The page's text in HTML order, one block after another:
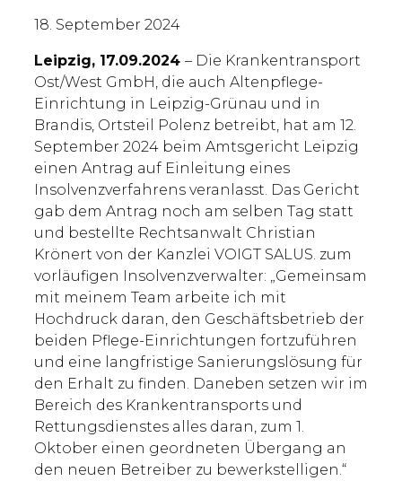
18. September 2024
Leipzig, 17.09.2024 – Die Krankentransport
Ost/West GmbH, die auch Altenpflege-
Einrichtung in Leipzig-Grünau und in
Brandis, Ortsteil Polenz betreibt, hat am 12.
September 2024 beim Amtsgericht Leipzig
einen Antrag auf Einleitung eines
Insolvenzverfahrens veranlasst. Das Gericht
gab dem Antrag noch am selben Tag statt
und bestellte Rechtsanwalt Christian
Krönert von der Kanzlei VOIGT SALUS. zum
vorläufigen Insolvenzverwalter: „Gemeinsam
mit meinem Team arbeite ich mit
Hochdruck daran, den Geschäftsbetrieb der
beiden Pflege-Einrichtungen fortzuführen
und eine langfristige Sanierungslösung für
den Erhalt zu finden. Daneben setzen wir im
Bereich des Krankentransports und
Rettungsdienstes alles daran, zum 1.
Oktober einen geordneten Übergang an
den neuen Betreiber zu bewerkstelligen.“